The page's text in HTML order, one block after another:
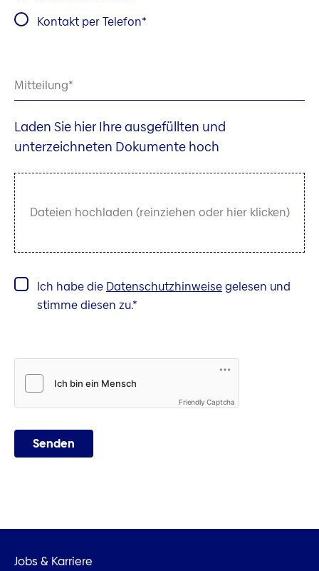
Kontakt per Telefon
Mitteilung
Laden Sie hier Ihre ausgefüllten und
unterzeichneten Dokumente hoch
Dateien hochladen (reinziehen oder hier klicken)
Ich habe die Datenschutzhinweisegelesen und
stimme diesen zu.
Friendly Captcha
Senden
Jobs & Karriere